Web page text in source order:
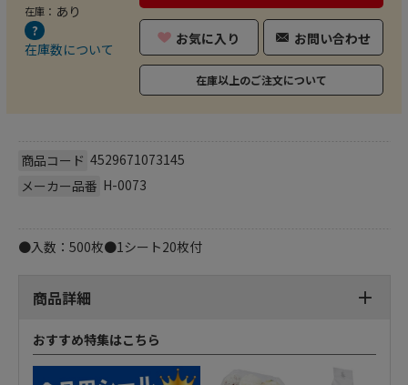
在庫： あり
在庫数について
お気に入り お問い合わせ
在庫以上のご注文について
商品コード 4529671073145
メーカー品番 H-0073
●入数：500枚●1シート20枚付
商品詳細
おすすめ特集はこちら